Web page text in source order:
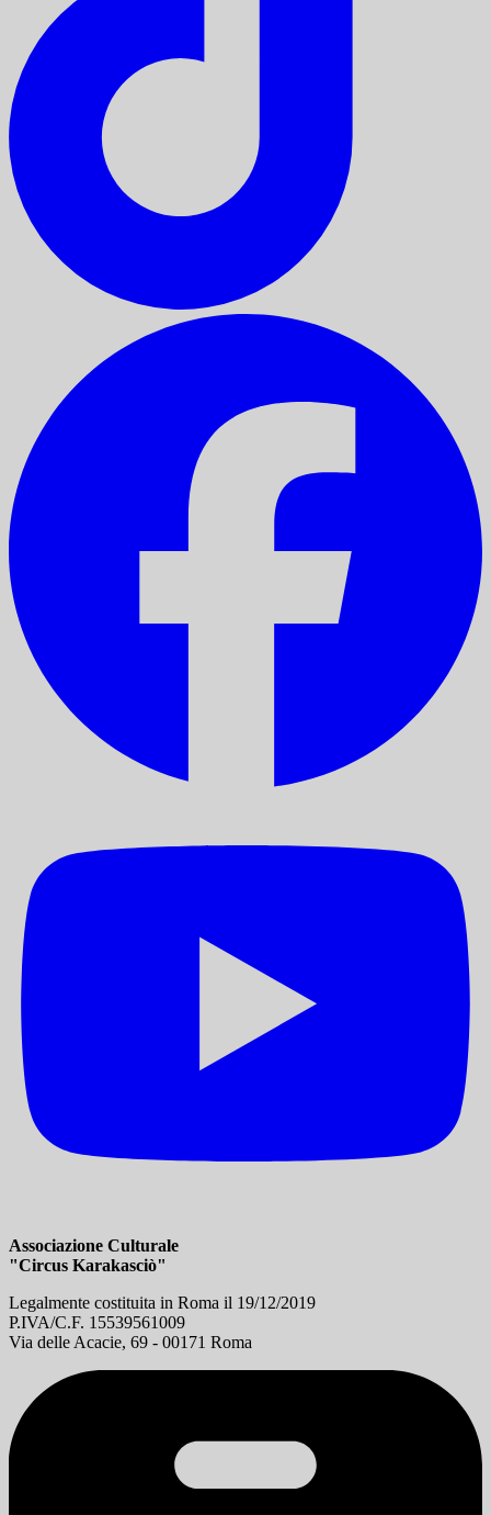
Associazione Culturale
"Circus Karakasciò"
Legalmente costituita in Roma il 19/12/2019
P.IVA/C.F. 15539561009
Via delle Acacie, 69 - 00171 Roma